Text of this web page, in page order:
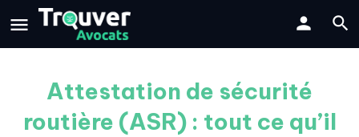
Attestation de sécurité
routière (ASR) : tout ce qu’il